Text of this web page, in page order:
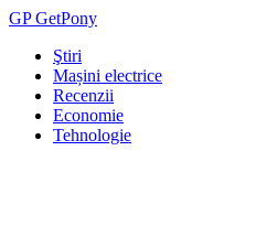
GPGetPony
Ştiri
Mașini electrice
Recenzii
Economie
Tehnologie